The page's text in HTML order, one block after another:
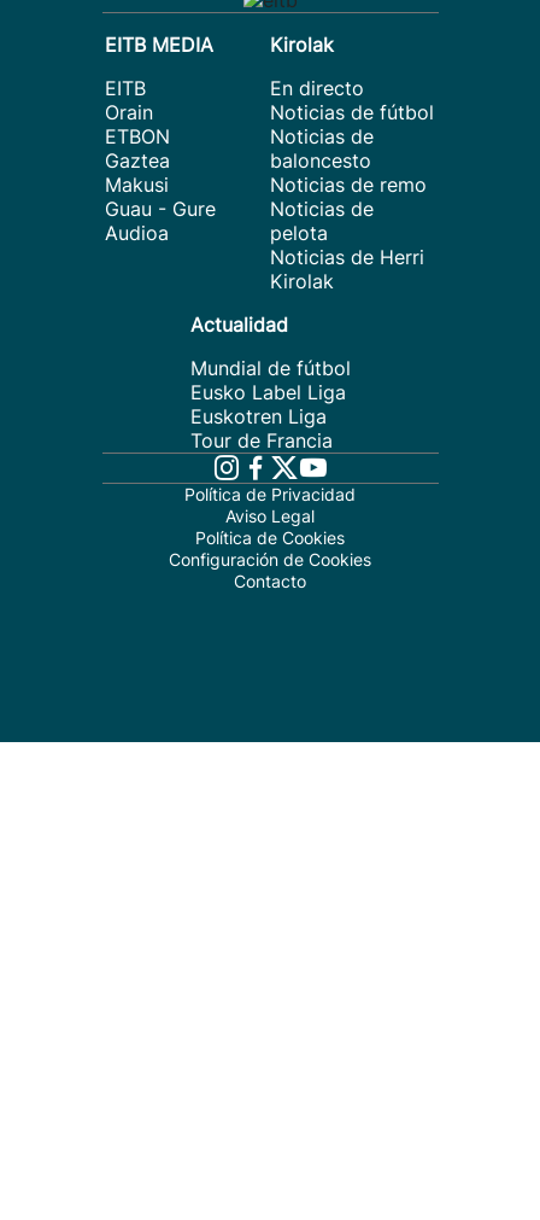
EITB MEDIA
EITB
Orain
ETBON
Gaztea
Makusi
Guau - Gure
Audioa
Kirolak
En directo
Noticias de fútbol
Noticias de
baloncesto
Noticias de remo
Noticias de
pelota
Noticias de Herri
Kirolak
Actualidad
Mundial de fútbol
Eusko Label Liga
Euskotren Liga
Tour de Francia
Política de Privacidad
Aviso Legal
Política de Cookies
Configuración de Cookies
Contacto